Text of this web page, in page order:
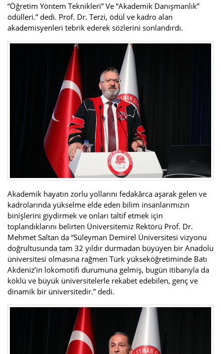
“Öğretim Yöntem Teknikleri” Ve “Akademik Danışmanlık”
ödülleri.” dedi. Prof. Dr. Terzi, ödül ve kadro alan
akademisyenleri tebrik ederek sözlerini sonlandırdı.
Akademik hayatın zorlu yollarını fedakârca aşarak gelen ve
kadrolarında yükselme elde eden bilim insanlarımızın
binişlerini giydirmek ve onları taltif etmek için
toplandıklarını belirten Üniversitemiz Rektörü Prof. Dr.
Mehmet Saltan da “Süleyman Demirel Üniversitesi vizyonu
doğrultusunda tam 32 yıldır durmadan büyüyen bir Anadolu
üniversitesi olmasına rağmen Türk yükseköğretiminde Batı
Akdeniz’in lokomotifi durumuna gelmiş, bugün itibarıyla da
köklü ve büyük üniversitelerle rekabet edebilen, genç ve
dinamik bir üniversitedir.” dedi.